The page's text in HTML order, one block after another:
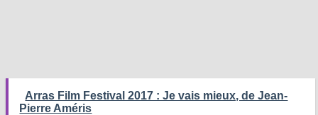
Arras Film Festival 2017 : Je vais mieux, de Jean-
Pierre Améris